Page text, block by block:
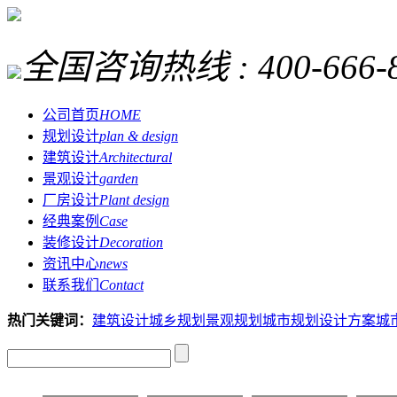
全国咨询热线 : 400-666-
公司首页HOME
规划设计plan & design
建筑设计Architectural
景观设计garden
厂房设计Plant design
经典案例 Case
装修设计Decoration
资讯中心news
联系我们 Contact
热门关键词： 建筑设计城乡规划 景观规划 城市规划设计方案城